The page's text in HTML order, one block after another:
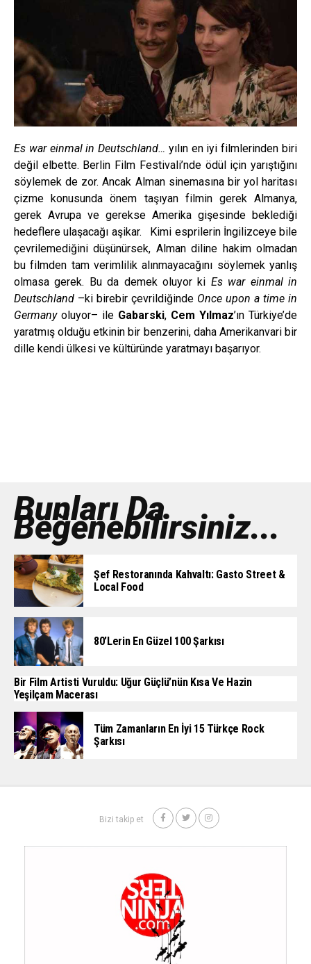
Es war einmal in Deutschland… yılın en iyi filmlerinden biri
değil elbette. Berlin Film Festivali’nde ödül için yarıştığını
söylemek de zor. Ancak Alman sinemasına bir yol haritası
çizme konusunda önem taşıyan filmin gerek Almanya,
gerek Avrupa ve gerekse Amerika gişesinde beklediği
hedeflere ulaşacağı aşikar. Kimi esprilerin İngilizceye bile
çevrilemediğini düşünürsek, Alman diline hakim olmadan
bu filmden tam verimlilik alınmayacağını söylemek yanlış
olmasa gerek. Bu da demek oluyor ki Es war einmal in
Deutschland –ki birebir çevrildiğinde Once upon a time in
Germany oluyor– ile Gabarski, Cem Yılmaz’ın Türkiye’de
yaratmış olduğu etkinin bir benzerini, daha Amerikanvari bir
dille kendi ülkesi ve kültüründe yaratmayı başarıyor.
Bunları Da
Beğenebilirsiniz...
Şef Restoranında Kahvaltı: Gasto Street &
Local Food
80’lerin En Güzel 100 Şarkısı
Bir Film Artisti Vuruldu: Uğur Güçlü’nün Kısa Ve Hazin
Yeşilçam Macerası
Tüm Zamanların En İyi 15 Türkçe Rock
Şarkısı
Bizi takip et